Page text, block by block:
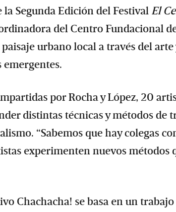
la Segunda Edición del Festival El
del Centro Fundacional
urbano local a través del
por Rocha y López, 20
distintas técnicas y métodos de
“Sabemos que hay colegas
experimenten nuevos
Chachacha! se basa en un